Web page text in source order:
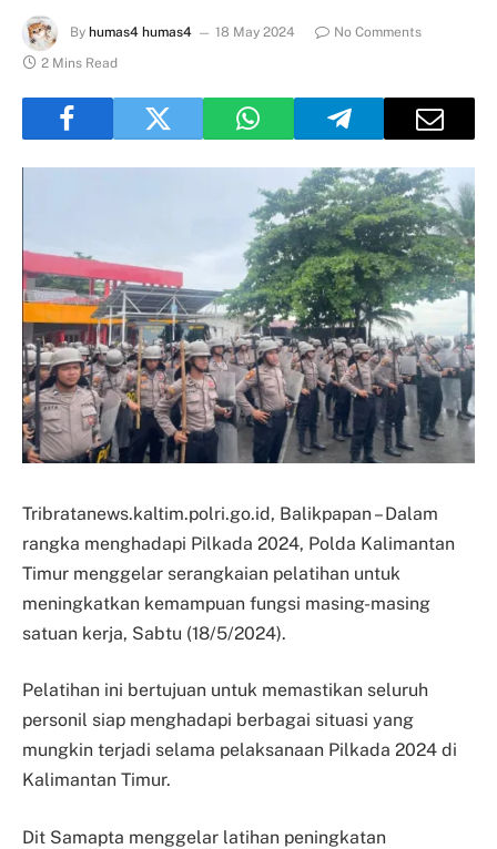
By humas4 humas4 18 May 2024
No Comments
2 Mins Read
Tribratanews.kaltim.polri.go.id, Balikpapan – Dalam
rangka menghadapi Pilkada 2024, Polda Kalimantan
Timur menggelar serangkaian pelatihan untuk
meningkatkan kemampuan fungsi masing-masing
satuan kerja, Sabtu (18/5/2024).
Pelatihan ini bertujuan untuk memastikan seluruh
personil siap menghadapi berbagai situasi yang
mungkin terjadi selama pelaksanaan Pilkada 2024 di
Kalimantan Timur.
Dit Samapta menggelar latihan peningkatan